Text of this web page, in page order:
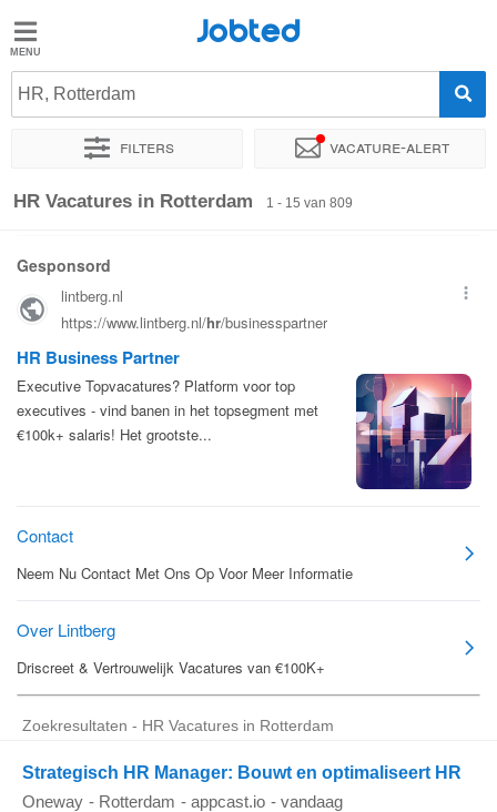
Jobted
Vacatures
Salarissen
Jobted
HR, Rotterdam
Filters Vacature-alert
Sorteer op Exacte locatie Bedrijf Uitzendbureau
HR Vacatures in Rotterdam 1 - 15 van 809
Zoekresultaten - HR Vacatures in Rotterdam
Strategisch HR Manager: Bouwt en optimaliseert HR
Oneway - Rotterdam - appcast.io - vandaag